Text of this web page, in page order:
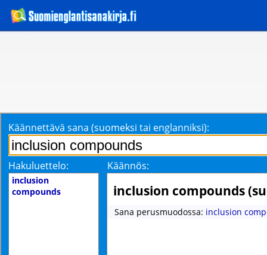
Käännettävä sana (suomeksi tai englanniksi):
Hakuluettelo: Käännös:
inclusion
compounds
inclusion compounds
Sana perusmuodossa: inclusion